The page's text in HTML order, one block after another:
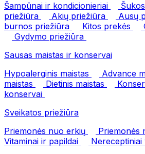
Šampūnai ir kondicionieriai
priežiūra
Akių priežiūra Ausų
burnos priežiūra
Kitos prekės
Gydymo priežiūra
Sausas maistas ir konservai
Hypoalerginis maistas
Advance
maistas
Dietinis maistas
konservai
Sveikatos priežiūra
Priemonės nuo erkių
Priemonės
Vitaminai ir papildai
Nereceptiniai